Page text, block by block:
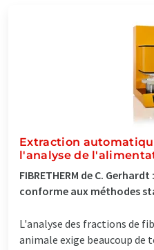
Extraction
l'analyse de
FIBRETHERM de C.
conforme aux méthodes
L'analyse des fractions de
animale exige beaucoup de